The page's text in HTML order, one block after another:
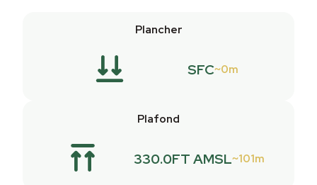
Plancher
SFC 0m
Plafond
330.0FT AMSL 101m